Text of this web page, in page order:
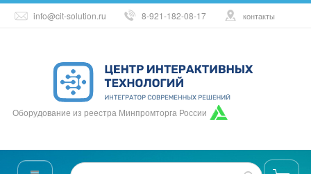
info@cit-solution.ru 8-921-182-08-17 контакты
Оборудование из реестра Минпромторга России